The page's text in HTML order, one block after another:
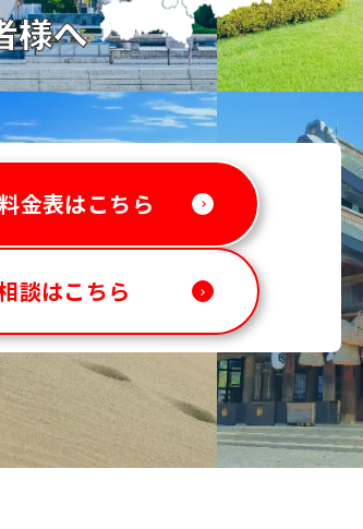
様へ
金表はこちら keyboard_arrow_right
談はこちら keyboard_arrow_right
keyboard_arrow_right
keyboard_arrow_right
／現地担当者アドバイス
エリア／現地担当者アドバイス
功
Ｇハウス